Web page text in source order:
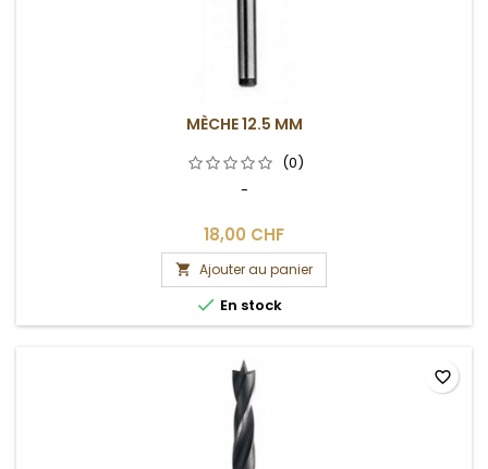
MÈCHE 12.5 MM
(0)
-
18,00 CHF
 Ajouter au panier
 En stock
favorite_border